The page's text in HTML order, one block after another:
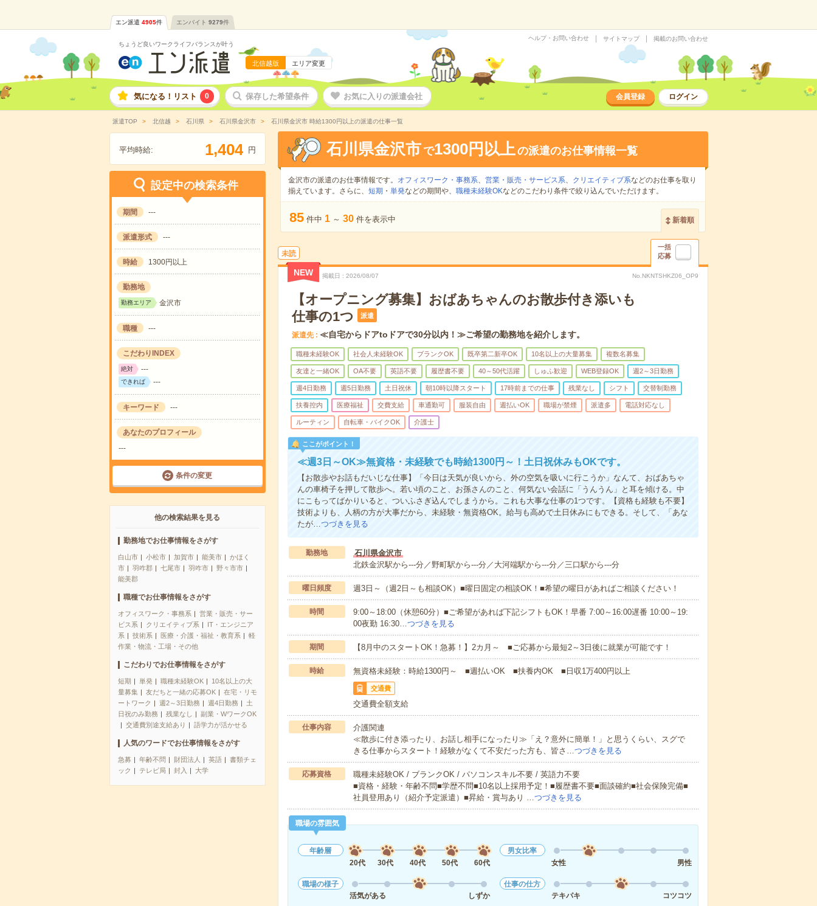
エン派遣 4905件 エンバイト 9279件
ちょうど良いワークライフバランスが叶う
北信越版 エリア変更
ヘルプ・お問い合わせ サイトマップ 掲載のお問い合わせ
気になる！リスト 0 保存した希望条件 お気に入りの派遣会社 会員登録 ログイン
派遣TOP 北信越 石川県 石川県金沢市 石川県金沢市 時給1300円以上の派遣の仕事一覧
平均時給: 1,404 円
設定中の検索条件
期間 ---
派遣形式 ---
時給 1300円以上
勤務地
勤務エリア 金沢市
職種 ---
こだわりINDEX
絶対 ---
できれば ---
キーワード ---
あなたのプロフィール
---
条件の変更
他の検索結果を見る
勤務地でお仕事情報をさがす
白山市 小松市 加賀市 能美市
かほく
市
羽咋郡 七尾市 羽咋市
野々市市
能美郡
職種でお仕事情報をさがす
オフィスワーク・事務系
営業・販売・サー
ビス系
クリエイティブ系
IT・エンジニア
系
技術系 医療・介護・福祉・教育系
軽
作業・物流・工場・その他
こだわりでお仕事情報をさがす
短期 単発 職種未経験OK
10名以上の大
量募集
友だちと一緒の応募OK
在宅・リモ
ートワーク
週2～3日勤務 週4日勤務
土
日祝のみ勤務
残業なし
副業・WワークOK
交通費別途支給あり
語学力が活かせる
人気のワードでお仕事情報をさがす
急募 年齢不問 財団法人 英語
書類チェ
ック
テレビ局 封入 大学
石川県金沢市 で1300円以上の派遣のお仕事情報一覧
金沢市の派遣のお仕事情報です。 オフィスワーク・事務系、 営業・販売・サービス系、 クリエイティブ系などのお仕事を取り
揃えています。さらに、 短期 ・ 単発などの期間や、 職種未経験OKなどのこだわり条件で絞り込んでいただけます。
85 件中 1 ～ 30 件を表示中 新着順
未読
一括
応募
NEW 掲載日 2026/08/07 No.NKNTSHKZ06_OP9
【オープニング募集】おばあちゃんのお散歩付き添いも
仕事の1つ
派遣
派遣先 ≪自宅からドアtoドアで30分以内！≫ご希望の勤務地を紹介します。
職種未経験OK 社会人未経験OK ブランクOK 既卒第二新卒OK 10名以上の大量募集 複数名募集
友達と一緒OK OA不要 英語不要 履歴書不要 40～50代活躍 しゅふ歓迎 WEB登録OK 週2～3日勤務
週4日勤務 週5日勤務 土日祝休 朝10時以降スタート 17時前までの仕事 残業なし シフト 交替制勤務
扶養控内 医療福祉 交費支給 車通勤可 服装自由 週払いOK 職場が禁煙 派遣多 電話対応なし
ルーティン 自転車・バイクOK 介護士
ここがポイント！
≪週3日～OK≫無資格・未経験でも時給1300円～！土日祝休みもOKです。
【お散歩やお話もだいじな仕事】「今日は天気が良いから、外の空気を吸いに行こうか」なんて、おばあちゃ
んの車椅子を押して散歩へ。若い頃のこと、お孫さんのこと、何気ない会話に「うんうん」と耳を傾ける。中
にこもってばかりいると、ついふさぎ込んでしまうから。これも大事な仕事の1つです。【資格も経験も不要】
技術よりも、人柄の方が大事だから、未経験・無資格OK。給与も高めで土日休みにもできる。そして、「あな
たが…つづきを見る
勤務地
石川県金沢市
北鉄金沢駅から---分／野町駅から---分／大河端駅から---分／三口駅から---分
曜日頻度 週3日～（週2日～も相談OK）■曜日固定の相談OK！■希望の曜日があればご相談ください！
時間
9:00～18:00（休憩60分）■ご希望があれば下記シフトもOK！早番 7:00～16:00遅番 10:00～19:
00夜勤 16:30…つづきを見る
期間 【8月中のスタートOK！急募！】2カ月～ ■ご応募から最短2～3日後に就業が可能です！
時給 無資格未経験：時給1300円～ ■週払いOK ■扶養内OK ■日収1万400円以上
交通費
交通費全額支給
仕事内容
介護関連
≪散歩に付き添ったり、お話し相手になったり≫「え？意外に簡単！」と思うくらい、スグで
きる仕事からスタート！経験がなくて不安だった方も、皆さ…つづきを見る
応募資格
職種未経験OK / ブランクOK / パソコンスキル不要 / 英語力不要
■資格・経験・年齢不問■学歴不問■10名以上採用予定！■履歴書不要■面談確約■社会保険完備■
社員登用あり（紹介予定派遣）■昇給・賞与あり …つづきを見る
職場の雰囲気
年齢層
20代
30代 40代 50代 60代
男女比率
女性
男性
職場の様子
活気がある
しずか
仕事の仕方
テキパキ
コツコツ